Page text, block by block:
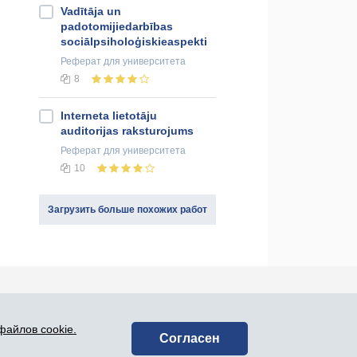
Vadītāja un
padotomijiedarbības
sociālpsiholoģiskieaspekti
Реферат для университета
8
Interneta lietotāju
auditorijas raksturojums
Реферат для университета
10
Загрузить больше похожих работ
cookie.
Согласен